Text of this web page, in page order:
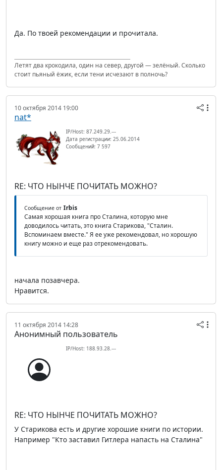
Да. По твоей рекомендации и прочитала.
Летят два крокодила, один на север, другой — зелёный. Сколько
стоит пьяный ёжик, если тени исчезают в полночь?
10 октября 2014 19:00
nat*
IP/Host: 87.249.29.---
Дата регистрации: 25.06.2014
Сообщений: 7 597
RE: ЧТО НЫНЧЕ ПОЧИТАТЬ МОЖНО?
Сообщение от Irbis
Самая хорошая книга про Сталина, которую мне
доводилось читать, это книга Старикова, "Сталин.
Вспоминаем вместе." Я ее уже рекомендовал, но хорошую
книгу можно и еще раз отрекомендовать.
начала позавчера.
Нравится.
11 октября 2014 14:28
Анонимный пользователь
IP/Host: 188.93.28.---
RE: ЧТО НЫНЧЕ ПОЧИТАТЬ МОЖНО?
У Старикова есть и другие хорошие книги по истории.
Например "Кто заставил Гитлера напасть на Сталина"